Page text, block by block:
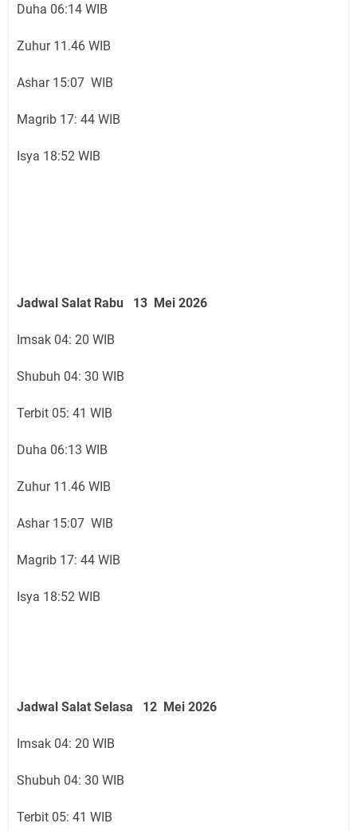
Duha 06:14 WIB
Zuhur 11.46 WIB
Ashar 15:07 WIB
Magrib 17: 44 WIB
Isya 18:52 WIB
Jadwal Salat Rabu 13 Mei 2026
Imsak 04: 20 WIB
Shubuh 04: 30 WIB
Terbit 05: 41 WIB
Duha 06:13 WIB
Zuhur 11.46 WIB
Ashar 15:07 WIB
Magrib 17: 44 WIB
Isya 18:52 WIB
Jadwal Salat Selasa 12 Mei 2026
Imsak 04: 20 WIB
Shubuh 04: 30 WIB
Terbit 05: 41 WIB